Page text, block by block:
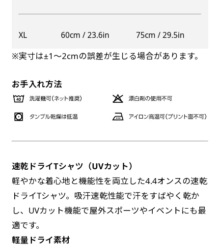
XL 60cm / 23.6in 75cm / 29.5in
※実寸は±1〜2cmの誤差が生じる場合があります。
お手入れ方法
速乾ドライTシャツ（UVカット）
軽やかな着心地と機能性を両立した4.4オンスの速乾
ドライTシャツ。吸汗速乾性能で汗をすばやく乾か
し、UVカット機能で屋外スポーツやイベントにも最
適です。
軽量ドライ素材
あんな場所こんな場所お好みのサイズでお好みの
幕の製作をお楽しみください
レギュラーのれんスリムは横幕の上部にチチを5
か所つけて疑似的にのれんのような幕をつくりま
ます。（レギュラーのれん縦50cm／レギュラー
スリムのれん縦30cm）お店の入口付近の装飾に
是非！
る場所でのぼり旗を使用する際に推奨されてい
ます。防炎加工によってのぼり旗が炎に触れても
燃えにくくなります。（燃えるというより溶け
るに近くなるイメージ）一般的な方法は、旗の
素材に特殊な化学薬品を使用して延焼を抑えま
お急ぎ［ +330円 ］
お急ぎは翌営業日発送（基本12時締め切り)枚数
によって対応できない場合、ギリギリでも対応
できる場合もあります。防炎加工、トロピカル
生地は対応不可です。